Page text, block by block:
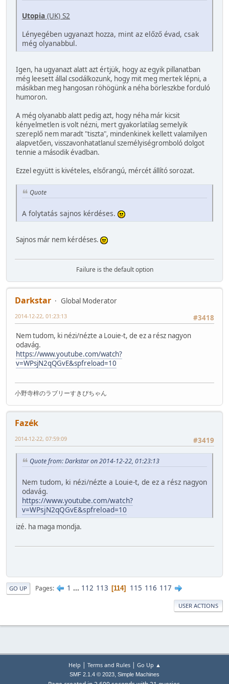
Utopia (UK) S2
Lényegében ugyanazt hozza, mint az előző évad, csak
még olyanabbul.
Igen, ha ugyanazt alatt azt értjük, hogy az egyik pillanatban
még leesett állal csodálkozunk, hogy mit meg mertek lépni, a
másikban meg hangosan röhögünk a néha börleszkbe forduló
humoron.
A még olyanabb alatt pedig azt, hogy néha már kicsit
kényelmetlen is volt nézni, mert gyakorlatilag semelyik
szereplő nem maradt "tiszta", mindenkinek kellett valamilyen
alapvetően, visszavonhatatlanul személyiségromboló dolgot
tennie a második évadban.
Ezzel együtt is kivételes, elsőrangú, mércét állító sorozat.
Quote
A folytatás sajnos kérdéses.
Sajnos már nem kérdéses.
Failure is the default option
Darkstar
Global Moderator
#3418
2014-12-22, 01:23:13
Nem tudom, ki nézi/nézte a Louie-t, de ez a rész nagyon
odavág.
https://www.youtube.com/watch?
v=WPsjN2qQGvE&spfreload=10
小野寺梓のラブリーすきぴちゃん
Fazék
#3419
2014-12-22, 07:59:09
Quote from: Darkstar on 2014-12-22, 01:23:13
Nem tudom, ki nézi/nézte a Louie-t, de ez a rész nagyon
odavág.
https://www.youtube.com/watch?
v=WPsjN2qQGvE&spfreload=10
izé. ha maga mondja.
GO UP Pages 1 ... 112 113 114 115 116 117
USER ACTIONS
Help | Terms and Rules| Go Up ▲
SMF 2.1.4 © 2023, Simple Machines